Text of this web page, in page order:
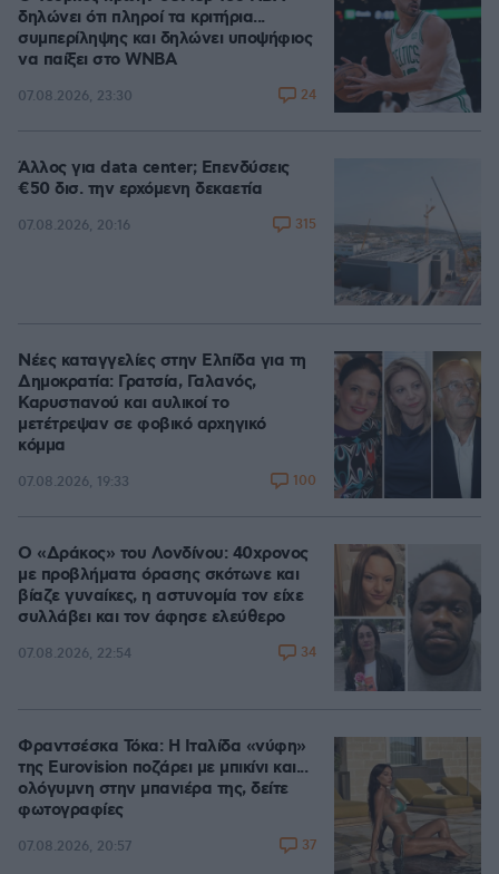
δηλώνει ότι πληροί τα κριτήρια...
συμπερίληψης και δηλώνει υποψήφιος
να παίξει στο WNBA
07.08.2026, 23:30 24
Άλλος για data center; Επενδύσεις
€50 δισ. την ερχόμενη δεκαετία
07.08.2026, 20:16 315
Νέες καταγγελίες στην Ελπίδα για τη
Δημοκρατία: Γρατσία, Γαλανός,
Καρυστιανού και αυλικοί το
μετέτρεψαν σε φοβικό αρχηγικό
κόμμα
07.08.2026, 19:33 100
Ο «Δράκος» του Λονδίνου: 40χρονος
με προβλήματα όρασης σκότωνε και
βίαζε γυναίκες, η αστυνομία τον είχε
συλλάβει και τον άφησε ελεύθερο
07.08.2026, 22:54 34
Φραντσέσκα Τόκα: Η Ιταλίδα «νύφη»
της Eurovision ποζάρει με μπικίνι και...
ολόγυμνη στην μπανιέρα της, δείτε
φωτογραφίες
07.08.2026, 20:57 37